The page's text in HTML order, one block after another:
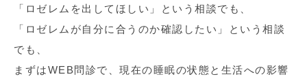
「ロゼレムを出してほしい」という相談でも、
「ロゼレムが自分に合うのか確認したい」という相談
でも、
まずはWEB問診で、現在の睡眠の状態と生活への影響